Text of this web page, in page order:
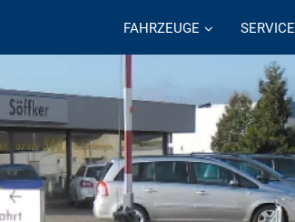
FAHRZEUGE SERVICE